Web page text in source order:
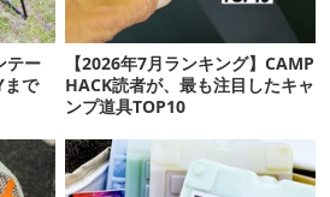
テー
まで
【2026年7月ランキング】CAMP
HACK読者が、最も注目したキャ
ンプ道具TOP10